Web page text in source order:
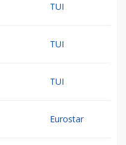
TUI
TUI
TUI
Eurostar